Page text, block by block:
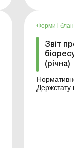
Форми і
Звіт
(річна)